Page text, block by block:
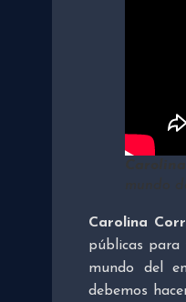
Carolina
públicas para
mundo del
debemos